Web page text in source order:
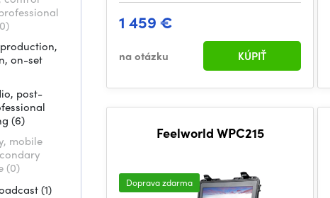
on-set
post-
(6)
mobile
(0)
(1)
1 459 €
na otázku KÚPIŤ
Feelworld WPC215
Doprava zdarma